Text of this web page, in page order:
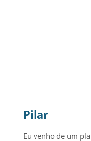
Pilar
Eu venho de um